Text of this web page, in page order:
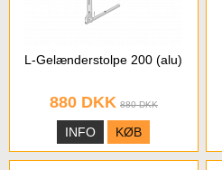
L-Gelænderstolpe 200 (alu)
880 DKK 880 DKK
INFO KØB